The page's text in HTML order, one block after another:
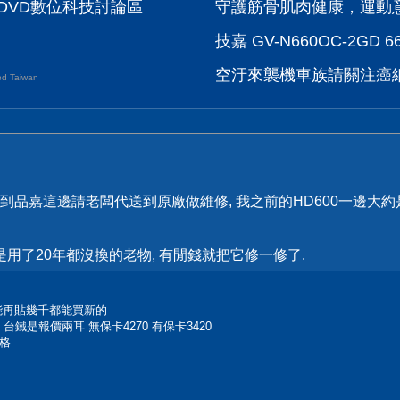
數位科技討論區
Taiwan
守護筋骨肌肉健康，運動
技嘉 GV-N660OC-2GD
空汙來襲機車族請關注癌
品嘉這邊請老闆代送到原廠做維修, 我之前的HD600一邊大
了20年都沒換的老物, 有閒錢就把它修一修了.
貼幾千都能買新的
鐵是報價兩耳 無保卡4270 有保卡3420